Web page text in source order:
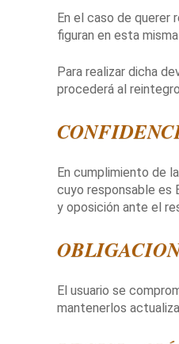
En el caso de querer
figuran en esta
Para realizar dicha
procederá al
En cumplimiento de
cuyo responsable es
y oposición ante el
El usuario se
mantenerlos